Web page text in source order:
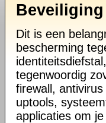
Beveiliging
Dit is een
bescherming
tegenwoordig
firewall,
uptools,
applicaties om